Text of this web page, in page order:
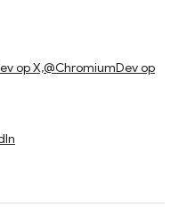
op X,@ChromiumDev op